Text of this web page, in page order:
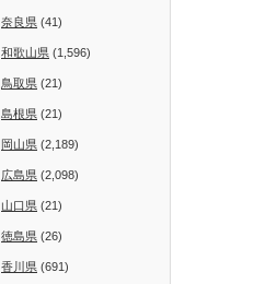
奈良県 (41)
和歌山県 (1,596)
鳥取県 (21)
島根県 (21)
岡山県 (2,189)
広島県 (2,098)
山口県 (21)
徳島県 (26)
香川県 (691)